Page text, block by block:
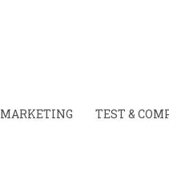
MARKETING TEST &